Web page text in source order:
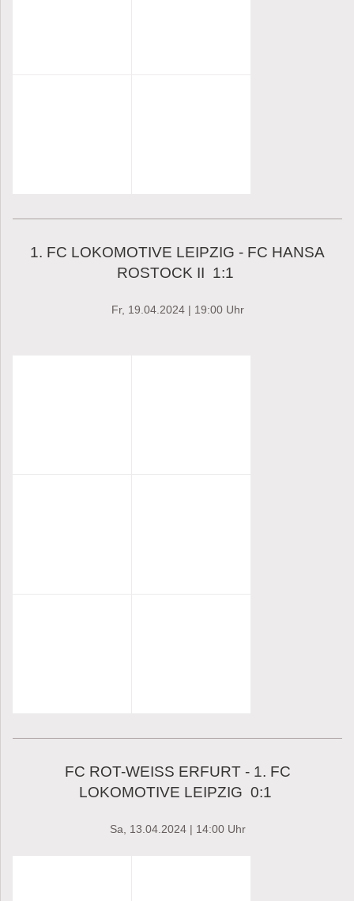
1. FC LOKOMOTIVE LEIPZIG - FC HANSA
ROSTOCK II 1:1
Fr, 19.04.2024 | 19:00 Uhr
FC ROT-WEISS ERFURT - 1. FC
LOKOMOTIVE LEIPZIG 0:1
Sa, 13.04.2024 | 14:00 Uhr